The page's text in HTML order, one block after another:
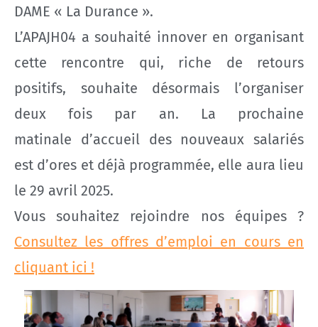
DAME « La Durance ».
L’APAJH04 a souhaité innover en organisant
cette rencontre qui, riche de retours
positifs, souhaite désormais l’organiser
deux fois par an. La prochaine
matinale d’accueil des nouveaux salariés
est d’ores et déjà programmée, elle aura lieu
le 29 avril 2025.
Vous souhaitez rejoindre nos équipes ?
Consultez les offres d’emploi en cours en
cliquant ici !